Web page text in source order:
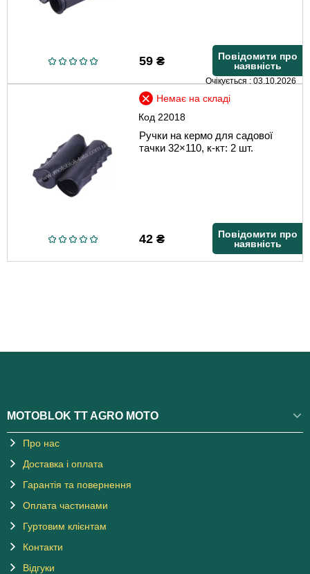
59₴
Повідомити про
наявність
Очікується : 03.10.2026
Код 22018
Немає на складі
Ручки на кермо для садової
тачки 32×110, к-кт: 2 шт.
42₴
Повідомити про
наявність
MOTOBLOK TT AGRO MOTO
Про нас
Доставка і оплата
Гарантія та повернення
Оплата частинами
Гуртовим клієнтам
Контакти
Відгуки